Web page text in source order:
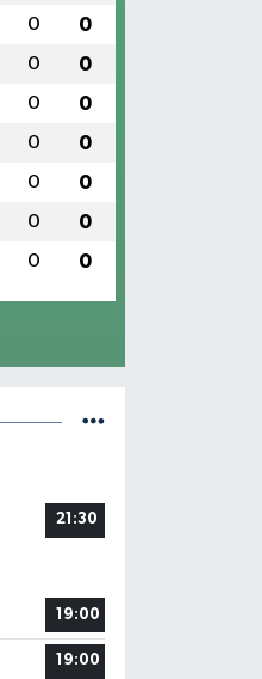
0 0
0 0
0 0
0 0
0 0
0 0
0 0
21:30
19:00
19:00